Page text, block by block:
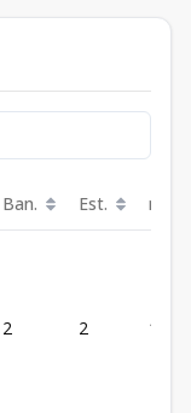
Ban. Est. m²
2 2 170